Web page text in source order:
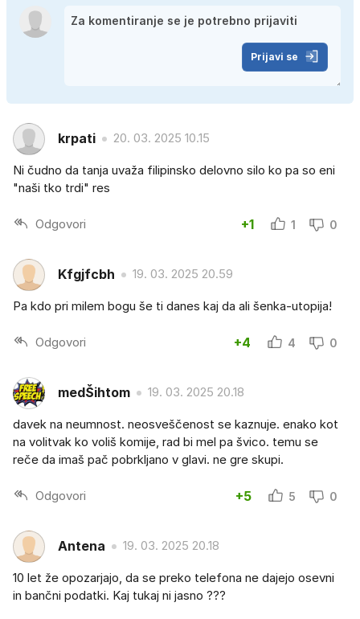
Prijavi se
krpati 20. 03. 2025 10.15
Ni čudno da tanja uvaža filipinsko delovno silo ko pa so eni
"naši tko trdi" res
Odgovori +1 1 0
Kfgjfcbh 19. 03. 2025 20.59
Pa kdo pri milem bogu še ti danes kaj da ali šenka-utopija!
Odgovori +4 4 0
medŠihtom 19. 03. 2025 20.18
davek na neumnost. neosveščenost se kaznuje. enako kot
na volitvak ko voliš komije, rad bi mel pa švico. temu se
reče da imaš pač pobrkljano v glavi. ne gre skupi.
Odgovori +5 5 0
Antena 19. 03. 2025 20.18
10 let že opozarjajo, da se preko telefona ne dajejo osevni
in bančni podatki. Kaj tukaj ni jasno ???